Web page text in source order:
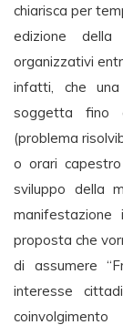
chiarisca per
edizione della
organizzativi
infatti, che
soggetta fino
(problema
o orari
sviluppo della
proposta che
di assumere
interesse